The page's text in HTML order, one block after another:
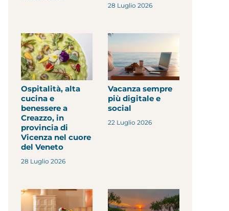
28 Luglio 2026
Ospitalità, alta
cucina e
benessere a
Creazzo, in
provincia di
Vicenza nel cuore
del Veneto
28 Luglio 2026
Vacanza sempre
più digitale e
social
22 Luglio 2026